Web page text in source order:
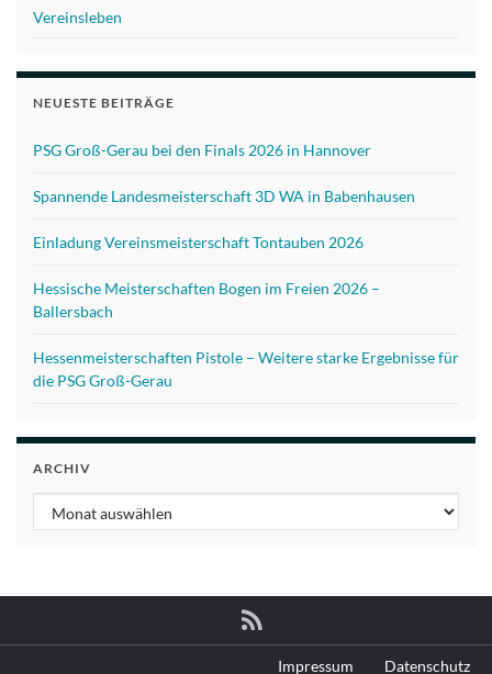
Vereinsleben
NEUESTE BEITRÄGE
PSG Groß-Gerau bei den Finals 2026 in Hannover
Spannende Landesmeisterschaft 3D WA in Babenhausen
Einladung Vereinsmeisterschaft Tontauben 2026
Hessische Meisterschaften Bogen im Freien 2026 –
Ballersbach
Hessenmeisterschaften Pistole – Weitere starke Ergebnisse für
die PSG Groß-Gerau
ARCHIV
Archiv
Impressum Datenschutz